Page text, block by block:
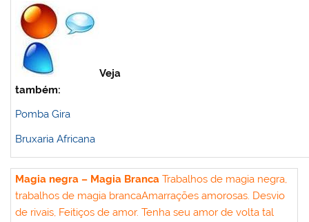
Veja
também:
Pomba Gira
Bruxaria Africana
Magia negra – Magia BrancaTrabalhos de magia negra,
trabalhos de magia brancaAmarrações amorosas. Desvio
de rivais, Feitiços de amor. Tenha seu amor de volta tal